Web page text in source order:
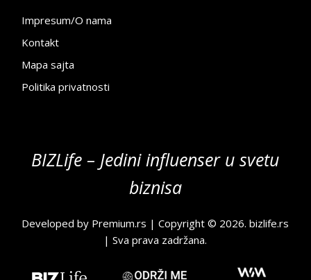
Impresum/O nama
Kontakt
Mapa sajta
Politika privatnosti
BIZLife – Jedini influenser u svetu
biznisa
Developed by Premium.rs | Copyright © 2026.bizlife.rs
| Sva prava zadržana.